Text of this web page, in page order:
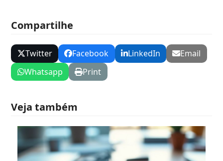
Compartilhe
Twitter Facebook LinkedIn
Email
Whatsapp
Print
Veja também